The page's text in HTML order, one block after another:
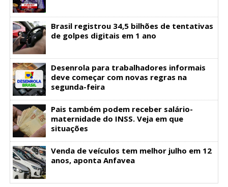
Brasil registrou 34,5 bilhões de tentativas
de golpes digitais em 1 ano
Desenrola para trabalhadores informais
deve começar com novas regras na
segunda-feira
Pais também podem receber salário-
maternidade do INSS. Veja em que
situações
Venda de veículos tem melhor julho em 12
anos, aponta Anfavea